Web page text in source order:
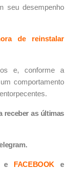
seu desempenho
de reinstalar
e, conforme a
comportamento
receber as últimas
FACEBOOK e